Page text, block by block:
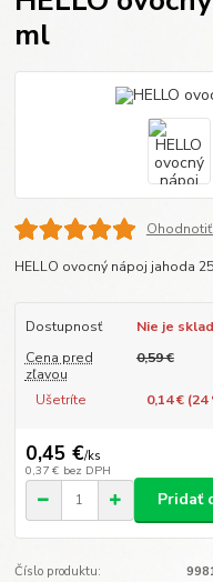
ml
HELLO ovocný nápoj jahoda
Dostupnosť
Nie je
Cena pred
zľavou
0,59 €
Ušetríte 0,14 € (24
0,45 €/ks
0,37 € bez DPH
Pridať
Číslo produktu: